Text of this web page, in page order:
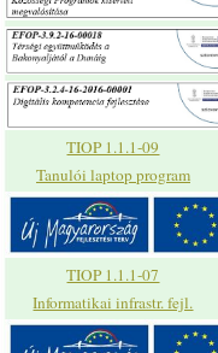
TIOP 1.1.1-09
Tanulói laptop program
TIOP 1.1.1-07
Informatikai infrastr. fejl.